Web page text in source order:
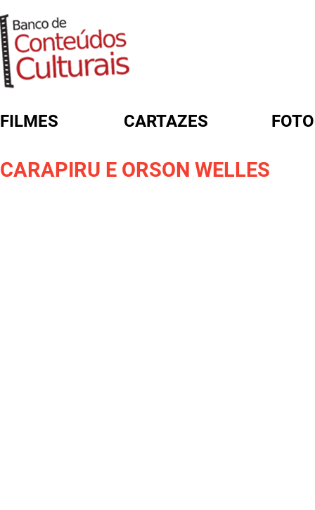
FILMES CARTAZES
CARAPIRU E ORSON WELLES
FORMULÁRIO DE BUSCA